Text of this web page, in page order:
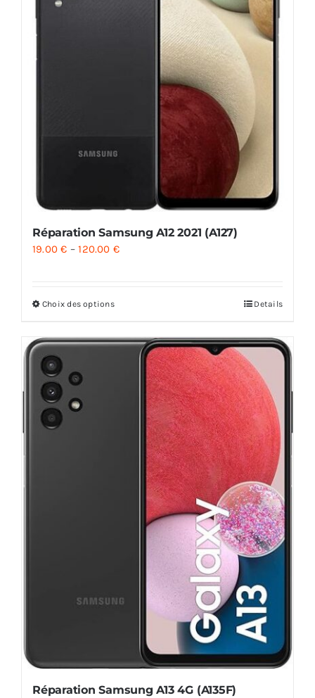
Réparation Samsung A12 2021 (A127)
19.00€ –120.00 €
Choix des options Details
Réparation Samsung A13 4G (A135F)